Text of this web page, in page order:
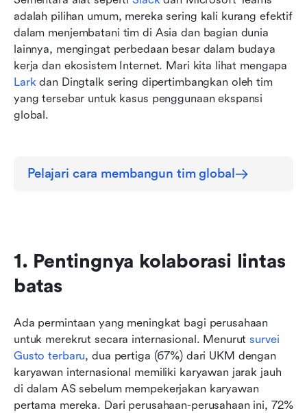
adalah pilihan umum, mereka sering kali kurang efektif
dalam menjembatani tim di Asia dan bagian dunia
lainnya, mengingat perbedaan besar dalam budaya
Lark dan Dingtalk sering dipertimbangkan oleh tim
yang tersebar untuk kasus penggunaan ekspansi
global.
Pelajari cara membangun tim global
1. Pentingnya kolaborasi lintas
batas
Ada permintaan yang meningkat bagi perusahaan
untuk merekrut secara internasional. Menurut survei
Gusto terbaru, dua pertiga (67%) dari UKM dengan
karyawan internasional memiliki karyawan jarak jauh
di dalam AS sebelum mempekerjakan karyawan
pertama mereka. Dari perusahaan-perusahaan ini, 72%